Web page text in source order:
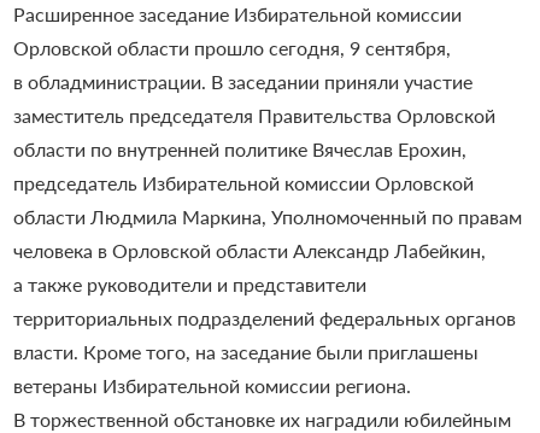
Расширенное заседание Избирательной комиссии
Орловской области прошло сегодня, 9 сентября,
в обладминистрации. В заседании приняли участие
заместитель председателя Правительства Орловской
области по внутренней политике Вячеслав Ерохин,
председатель Избирательной комиссии Орловской
области Людмила Маркина, Уполномоченный по правам
человека в Орловской области Александр Лабейкин,
а также руководители и представители
территориальных подразделений федеральных органов
власти. Кроме того, на заседание были приглашены
ветераны Избирательной комиссии региона.
В торжественной обстановке их наградили юбилейным